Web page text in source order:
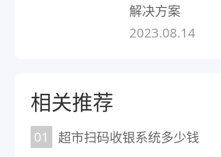
解决方案
2023.08.14
相关推荐
01
超市扫码收银系统多少钱